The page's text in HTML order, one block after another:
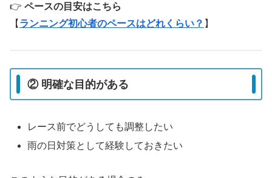
👉 ペースの目安はこちら
【 ランニング初心者のペースはどれくらい？ 】
② 明確な目的がある
レース前でどうしても調整したい
雨の日対策として経験しておきたい